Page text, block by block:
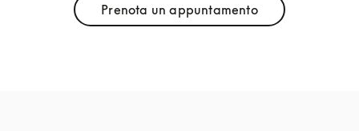
Prenota un appuntamento
Link Opens in New Tab